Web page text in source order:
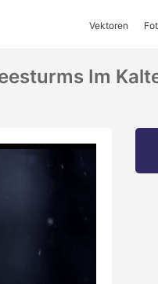
Vektoren
Im